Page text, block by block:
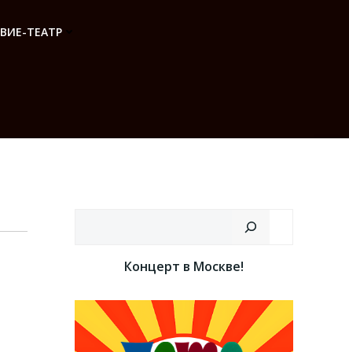
ТЕАТР
Концерт в Москве!